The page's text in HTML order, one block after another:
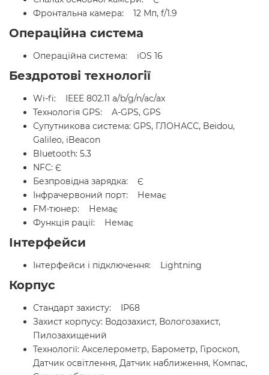
Фронтальна камера: 12 Мп, f/1.9
Операційна система
Операційна система: iOS 16
Бездротові технології
Wi-fi: IEEE 802.11 a/b/g/n/ac/ax
Технологія GPS: A-GPS, GPS
Супутникова система: GPS, ГЛОНАСС, Beidou,
Galileo, iBeacon
Bluetooth: 5.3
NFC: Є
Безпровідна зарядка: Є
Інфрачервоний порт: Немає
FM-тюнер: Немає
Функція рації: Немає
Інтерфейси
Інтерфейси і підключення: Lightning
Корпус
Стандарт захисту: IP68
Захист корпусу: Водозахист, Вологозахист,
Пилозахищений
Технології: Акселерометр, Барометр, Гіроскоп,
Датчик освітлення, Датчик наближення, Компас,